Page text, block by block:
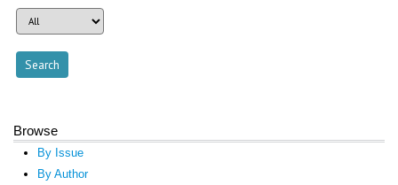
Browse
By Issue
By Author